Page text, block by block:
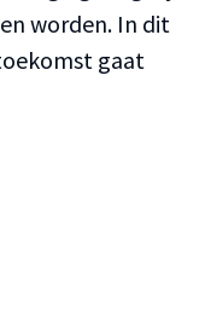
worden. In dit
gaat